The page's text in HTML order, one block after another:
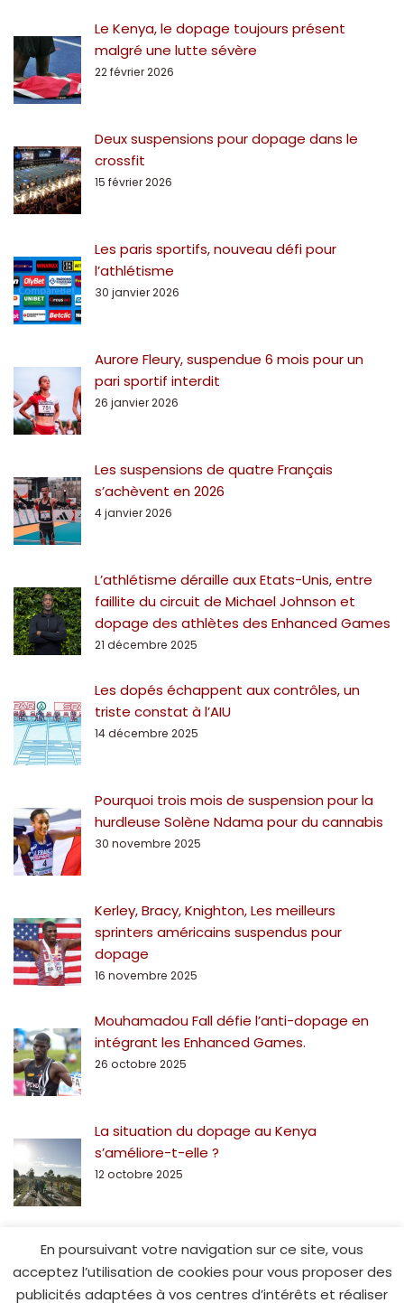
Le Kenya, le dopage toujours présent
malgré une lutte sévère
22 février 2026
Deux suspensions pour dopage dans le
crossfit
15 février 2026
Les paris sportifs, nouveau défi pour
l’athlétisme
30 janvier 2026
Aurore Fleury, suspendue 6 mois pour un
pari sportif interdit
26 janvier 2026
Les suspensions de quatre Français
s’achèvent en 2026
4 janvier 2026
L’athlétisme déraille aux Etats-Unis, entre
faillite du circuit de Michael Johnson et
dopage des athlètes des Enhanced Games
21 décembre 2025
Les dopés échappent aux contrôles, un
triste constat à l’AIU
14 décembre 2025
Pourquoi trois mois de suspension pour la
hurdleuse Solène Ndama pour du cannabis
30 novembre 2025
Kerley, Bracy, Knighton, Les meilleurs
sprinters américains suspendus pour
dopage
16 novembre 2025
Mouhamadou Fall défie l’anti-dopage en
intégrant les Enhanced Games.
26 octobre 2025
La situation du dopage au Kenya
s’améliore-t-elle ?
12 octobre 2025
En poursuivant votre navigation sur ce site, vous
acceptez l’utilisation de cookies pour vous proposer des
publicités adaptées à vos centres d’intérêts et réaliser